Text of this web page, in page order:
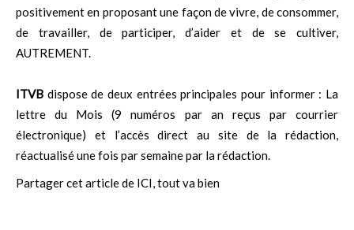
positivement en proposant une façon de vivre, de consommer,
de travailler, de participer, d’aider et de se cultiver,
AUTREMENT.
ITVB dispose de deux entrées principales pour informer : La
lettre du Mois (9 numéros par an reçus par courrier
électronique) et l’accès direct au site de la rédaction,
réactualisé une fois par semaine par la rédaction.
Partager cet article de ICI, tout va bien